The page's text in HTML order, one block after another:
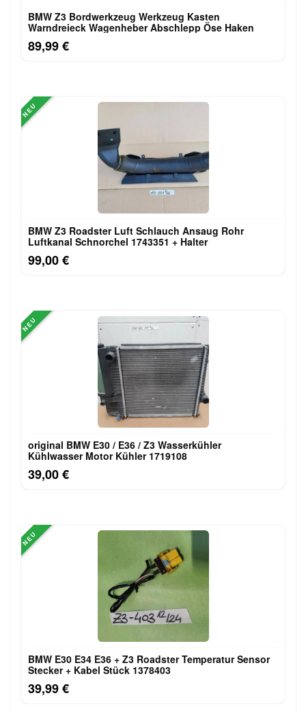
BMW Z3 Bordwerkzeug Werkzeug Kasten
Warndreieck Wagenheber Abschlepp Öse Haken
89,99 €
NEU
BMW Z3 Roadster Luft Schlauch Ansaug Rohr
Luftkanal Schnorchel 1743351 + Halter
99,00 €
NEU
original BMW E30 / E36 / Z3 Wasserkühler
Kühlwasser Motor Kühler 1719108
39,00 €
NEU
BMW E30 E34 E36 + Z3 Roadster Temperatur Sensor
Stecker + Kabel Stück 1378403
39,99 €